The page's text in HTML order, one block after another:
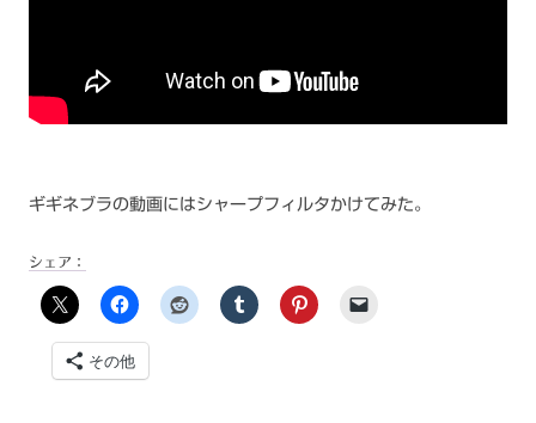
ギギネブラの動画にはシャープフィルタかけてみた。
シェア：
その他